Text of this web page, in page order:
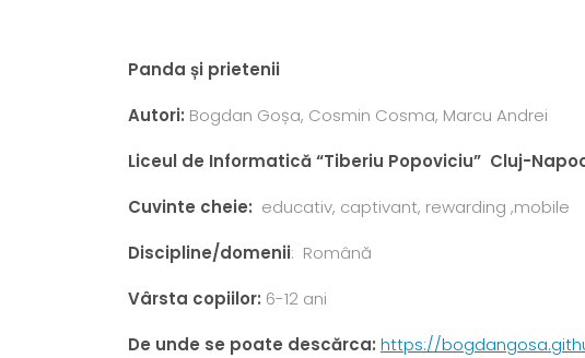
Panda și prietenii
Autori: Bogdan Goșa, Cosmin Cosma, Marcu Andrei
Liceul de Informatică“Tiberiu Popoviciu” Cluj-
Cuvinte cheie: educativ, captivant, rewarding ,mobile
Discipline/domenii: Română
Vârsta copiilor: 6-12 ani
De unde se poate descărca: https://